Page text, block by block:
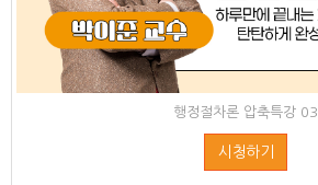
행정절차론 압축특강 03
시청하기